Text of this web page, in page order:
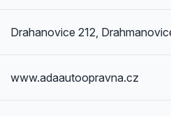
Drahanovice 212,
www.adaautoopravna.cz